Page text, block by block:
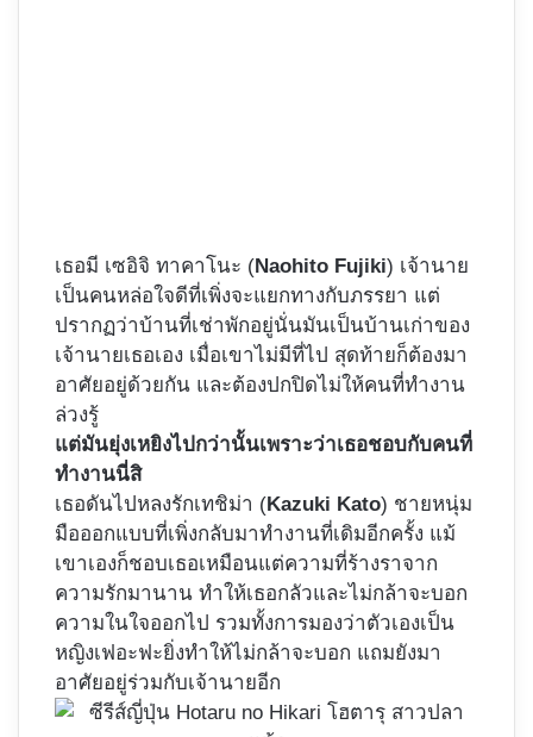
เธอมี เซอิจิ ทาคาโนะ (Naohito Fujiki) เจ้านาย
เป็นคนหล่อใจดีที่เพิ่งจะแยกทางกับภรรยา แต่
ปรากฏว่าบ้านที่เช่าพักอยู่นั่นมันเป็นบ้านเก่าของ
เจ้านายเธอเอง เมื่อเขาไม่มีที่ไป สุดท้ายก็ต้องมา
อาศัยอยู่ด้วยกัน และต้องปกปิดไม่ให้คนที่ทำงาน
ล่วงรู้
แต่มันยุ่งเหยิงไปกว่านั้นเพราะว่าเธอชอบกับคนที่
ทำงานนี่สิ
เธอดันไปหลงรักเทชิม่า (Kazuki Kato) ชายหนุ่ม
มือออกแบบที่เพิ่งกลับมาทำงานที่เดิมอีกครั้ง แม้
เขาเองก็ชอบเธอเหมือนแต่ความที่ร้างราจาก
ความรักมานาน ทำให้เธอกลัวและไม่กล้าจะบอก
ความในใจออกไป รวมทั้งการมองว่าตัวเองเป็น
หญิงเฟอะฟะยิ่งทำให้ไม่กล้าจะบอก แถมยังมา
อาศัยอยู่ร่วมกับเจ้านายอีก